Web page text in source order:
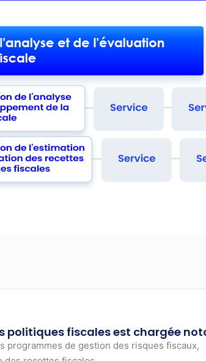
politiques fiscales est chargée
programmes de gestion des risques fiscaux,